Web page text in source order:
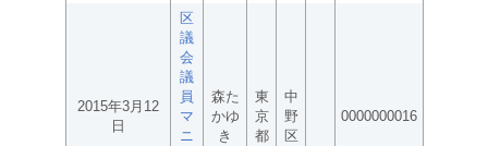
2015年3月12
日
区
議
会
議
員
マ
ニ
森た
かゆ
き
東
京
都
中
野
区
0000000016